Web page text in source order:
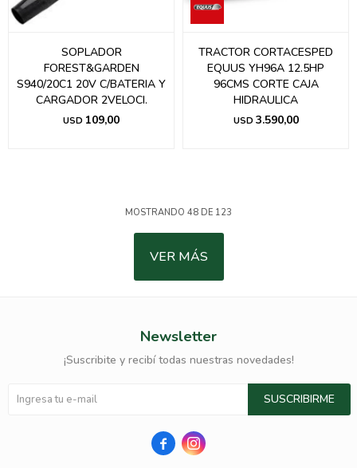
SOPLADOR
FOREST&GARDEN
S940/20C1 20V C/BATERIA Y
CARGADOR 2VELOCI.
USD 109,00
TRACTOR CORTACESPED
EQUUS YH96A 12.5HP
96CMS CORTE CAJA
HIDRAULICA
USD 3.590,00
MOSTRANDO 48 DE 123
VER MÁS
Newsletter
¡Suscribite y recibí todas nuestras novedades!
SUSCRIBIRME
 